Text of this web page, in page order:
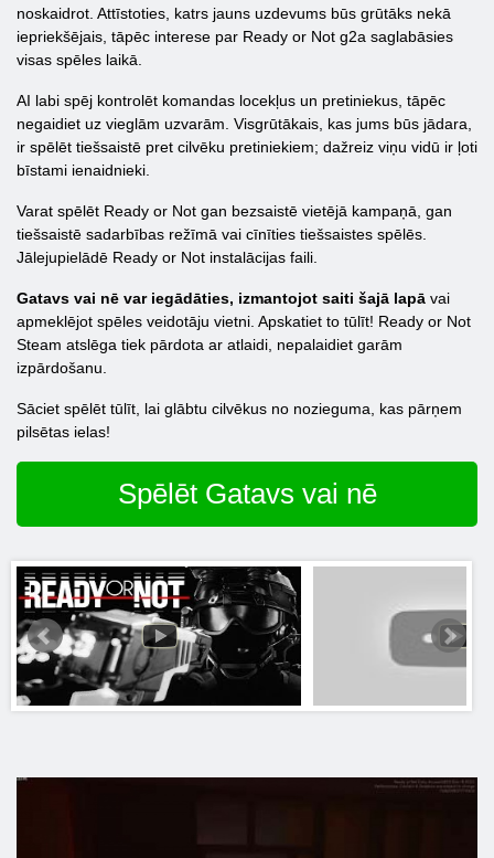
noskaidrot. Attīstoties, katrs jauns uzdevums būs grūtāks nekā
iepriekšējais, tāpēc interese par Ready or Not g2a saglabāsies
visas spēles laikā.
AI labi spēj kontrolēt komandas locekļus un pretiniekus, tāpēc
negaidiet uz vieglām uzvarām. Visgrūtākais, kas jums būs jādara,
ir spēlēt tiešsaistē pret cilvēku pretiniekiem; dažreiz viņu vidū ir ļoti
bīstami ienaidnieki.
Varat spēlēt Ready or Not gan bezsaistē vietējā kampaņā, gan
tiešsaistē sadarbības režīmā vai cīnīties tiešsaistes spēlēs.
Jālejupielādē Ready or Not instalācijas faili.
Gatavs vai nē var iegādāties, izmantojot saiti šajā lapā vai
apmeklējot spēles veidotāju vietni. Apskatiet to tūlīt! Ready or Not
Steam atslēga tiek pārdota ar atlaidi, nepalaidiet garām
izpārdošanu.
Sāciet spēlēt tūlīt, lai glābtu cilvēkus no nozieguma, kas pārņem
pilsētas ielas!
Spēlēt Gatavs vai nē